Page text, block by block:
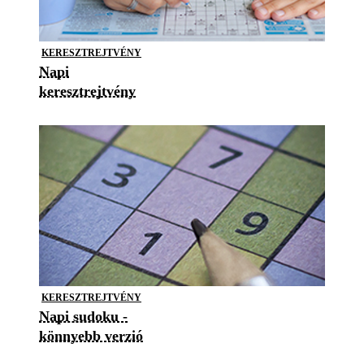
KERESZTREJTVÉNY
Napi
keresztrejtvény
KERESZTREJTVÉNY
Napi sudoku -
könnyebb verzió